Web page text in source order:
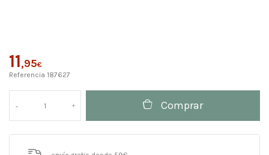
11,95€
Referencia 187627
Comprar